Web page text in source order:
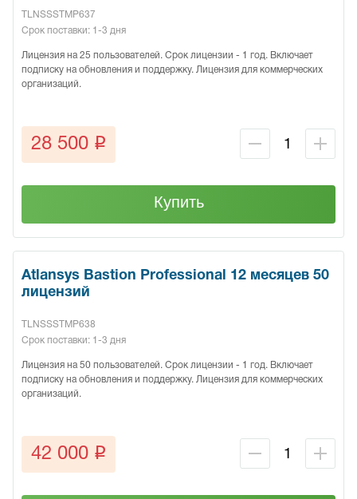
TLNSSSTMP637
Срок поставки: 1-3 дня
Лицензия на 25 пользователей. Срок лицензии - 1 год. Включает
подписку на обновления и поддержку. Лицензия для коммерческих
организаций.
28 500 q
Купить
Atlansys Bastion Professional 12 месяцев 50
лицензий
TLNSSSTMP638
Срок поставки: 1-3 дня
Лицензия на 50 пользователей. Срок лицензии - 1 год. Включает
подписку на обновления и поддержку. Лицензия для коммерческих
организаций.
42 000 q